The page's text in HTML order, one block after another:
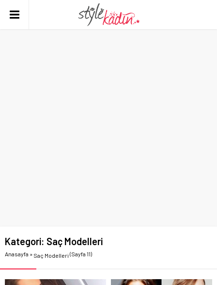
Kategori: Saç Modelleri
Anasayfa » Saç Modelleri (Sayfa 11)